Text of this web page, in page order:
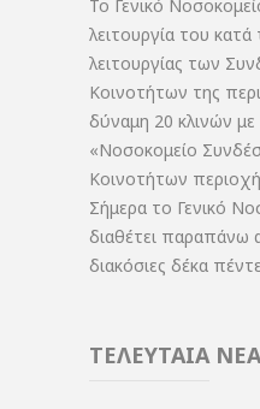
Το Γενικό
λειτουργία του
λειτουργίας των
Κοινοτήτων της
δύναμη 20 κλινών με
«Νοσοκομείο
Κοινοτήτων
Σήμερα το Γενικό
διαθέτει παραπάνω
διακόσιες δέκα
ΤΕΛΕΥΤΑΙΑ ΝΕΑ